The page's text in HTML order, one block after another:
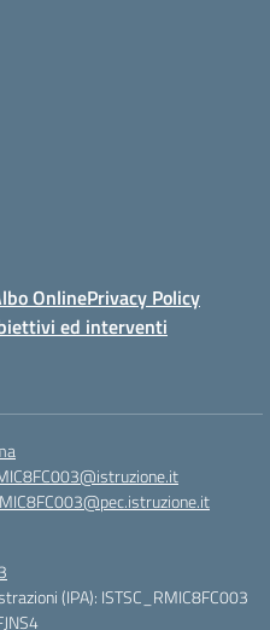
OnlinePrivacy Policy
ed interventi
(IPA): ISTSC_RMIC8FC003